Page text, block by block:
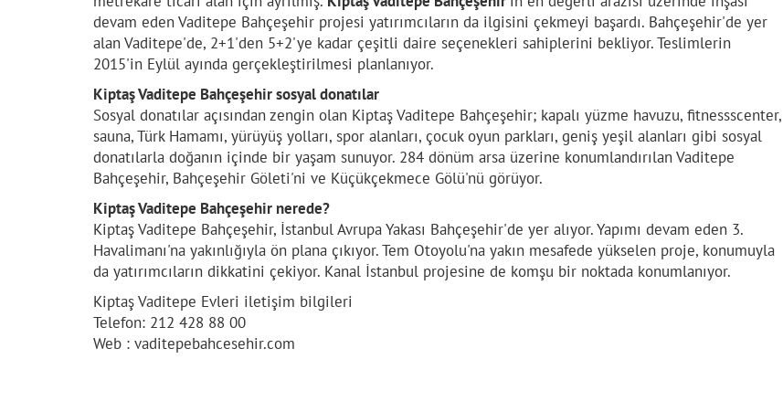
devam eden Vaditepe Bahçeşehir projesi yatırımcıların da ilgisini çekmeyi başardı. Bahçeşehir'de yer
alan Vaditepe'de, 2+1'den 5+2'ye kadar çeşitli daire seçenekleri sahiplerini bekliyor. Teslimlerin
2015'in Eylül ayında gerçekleştirilmesi planlanıyor.
Kiptaş Vaditepe Bahçeşehir sosyal donatılar
Sosyal donatılar açısından zengin olan Kiptaş Vaditepe Bahçeşehir; kapalı yüzme havuzu, fitnessscenter,
sauna, Türk Hamamı, yürüyüş yolları, spor alanları, çocuk oyun parkları, geniş yeşil alanları gibi sosyal
donatılarla doğanın içinde bir yaşam sunuyor. 284 dönüm arsa üzerine konumlandırılan Vaditepe
Bahçeşehir, Bahçeşehir Göleti'ni ve Küçükçekmece Gölü'nü görüyor.
Kiptaş Vaditepe Bahçeşehir nerede?
Kiptaş Vaditepe Bahçeşehir, İstanbul Avrupa Yakası Bahçeşehir'de yer alıyor. Yapımı devam eden 3.
Havalimanı'na yakınlığıyla ön plana çıkıyor. Tem Otoyolu'na yakın mesafede yükselen proje, konumuyla
da yatırımcıların dikkatini çekiyor. Kanal İstanbul projesine de komşu bir noktada konumlanıyor.
Kiptaş Vaditepe Evleri iletişim bilgileri
Telefon: 212 428 88 00
Web : vaditepebahcesehir.com